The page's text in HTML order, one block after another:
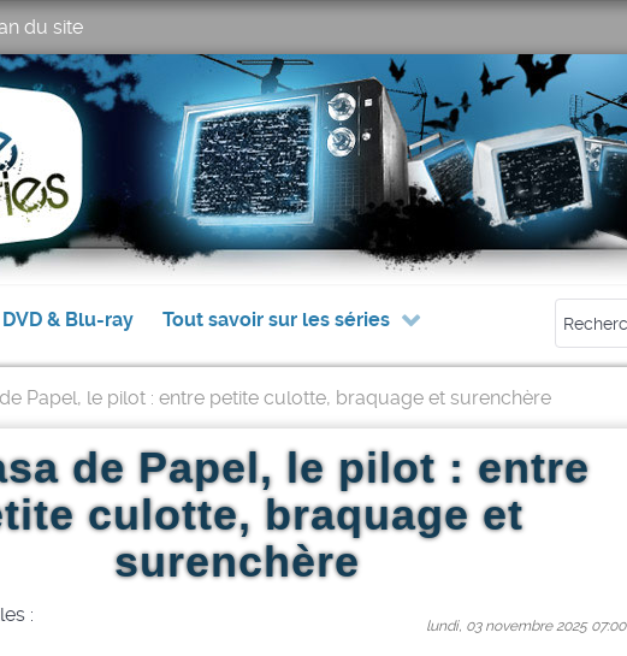
du site
& Blu-ray Tout savoir sur les séries
Papel, le pilot : entre petite culotte, braquage et surenchère
de Papel, le pilot : entre
culotte, braquage et
surenchère
lundi, 03 novembre 2025 07:00
: